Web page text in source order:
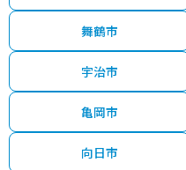
舞鶴市
宇治市
亀岡市
向日市